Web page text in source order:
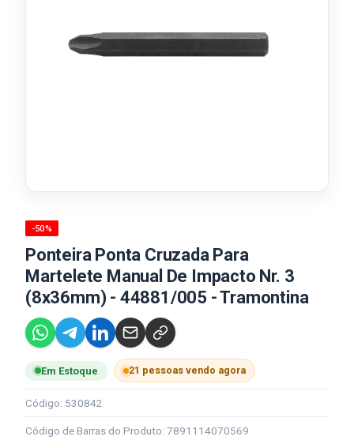
-50%
Ponteira Ponta Cruzada Para
Martelete Manual De Impacto Nr. 3
(8x36mm) - 44881/005 - Tramontina
Em Estoque 21 pessoas vendo agora
Código: 530842
Código de Barras do Produto: 7891114070569